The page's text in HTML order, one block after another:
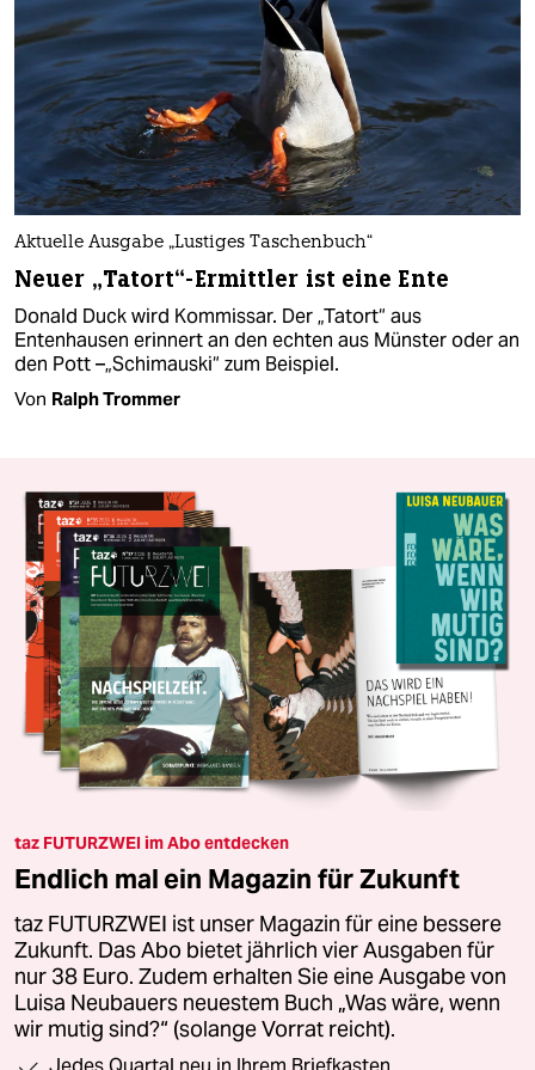
Aktuelle Ausgabe „Lustiges Taschenbuch“
Neuer „Tatort“-Ermittler ist eine Ente
Donald Duck wird Kommissar. Der „Tatort“ aus
Entenhausen erinnert an den echten aus Münster oder an
den Pott –„Schimauski“ zum Beispiel.
Von Ralph Trommer
taz FUTURZWEI im Abo entdecken
Endlich mal ein Magazin für Zukunft
taz FUTURZWEI ist unser Magazin für eine bessere
Zukunft. Das Abo bietet jährlich vier Ausgaben für
nur 38 Euro. Zudem erhalten Sie eine Ausgabe von
Luisa Neubauers neuestem Buch „Was wäre, wenn
wir mutig sind?“ (solange Vorrat reicht).